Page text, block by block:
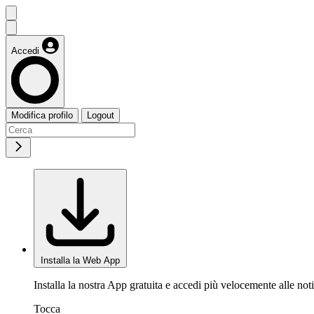
Accedi
Modifica profilo Logout
Installa la Web App
Installa la nostra App gratuita e accedi più velocemente alle
Tocca